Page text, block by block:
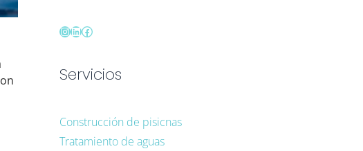
Servicios
Construcción de pisicnas
Tratamiento de aguas